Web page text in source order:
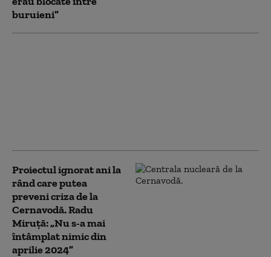
buruieni”
Proiectul ignorat ani la
rând care putea
preveni criza de la
Cernavodă. Radu
Miruță: „Nu s-a mai
întâmplat nimic din
aprilie 2024”